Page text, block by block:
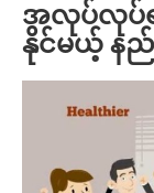
အလုပ်လုပ်ရ
နိုင်မယ့် နည်